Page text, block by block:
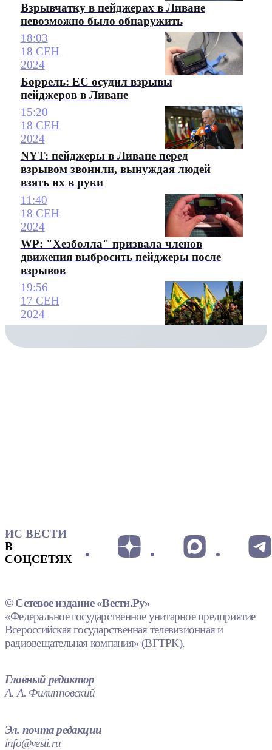
Взрывчатку в пейджерах в Ливане
невозможно было обнаружить
18:03
18 СЕН
2024
Боррель: ЕС осудил взрывы
пейджеров в Ливане
15:20
18 СЕН
2024
NYT: пейджеры в Ливане перед
взрывом звонили, вынуждая людей
взять их в руки
11:40
18 СЕН
2024
WP: "Хезболла" призвала членов
движения выбросить пейджеры после
взрывов
19:56
17 СЕН
2024
ИС ВЕСТИ
В
СОЦСЕТЯХ
© Сетевое издание «Вести.Ру»
«Федеральное государственное унитарное предприятие
Всероссийская государственная телевизионная и
радиовещательная компания» (ВГТРК).
Главный редактор
А. А. Филипповский
Эл. почта редакции
info@vesti.ru